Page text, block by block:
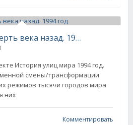
Улицы мира четверть века назад. 1994 год
История улиц мира 1994 год.
смены/трансформации
режимов тысячи городов мира
них
Комментировать